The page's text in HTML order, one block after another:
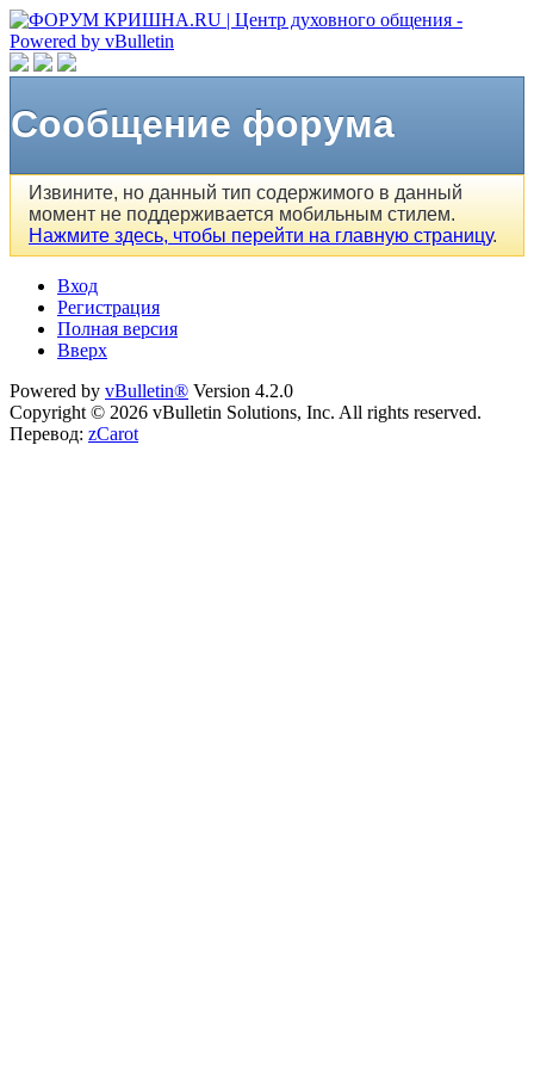
Сообщение форума
Извините, но данный тип содержимого в данный
момент не поддерживается мобильным стилем.
Нажмите здесь, чтобы перейти на главную страницу.
Вход
Регистрация
Полная версия
Вверх
Powered by vBulletin® Version 4.2.0
Copyright © 2026 vBulletin Solutions, Inc. All rights reserved.
Перевод: zCarot